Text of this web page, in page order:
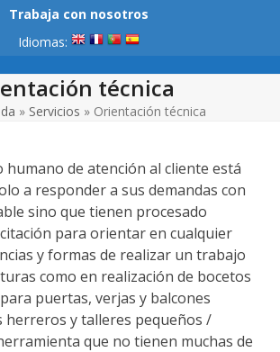
Trabaja con nosotros
Idiomas:
técnica
» Servicios » Orientación técnica
de atención al cliente está
a responder a sus demandas con
sino que tienen procesado
para orientar en cualquier
y formas de realizar un trabajo
como en realización de bocetos
puertas, verjas y balcones
herreros y talleres pequeños /
que no tienen muchas de